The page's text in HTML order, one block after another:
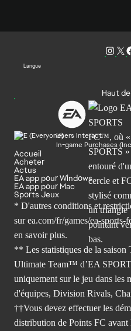
Langue
Haut
Users Interact
In-game Purchases
Accueil
Acheter
Actus
EA app pour Windows
EA app pour Mac
Sports Jeux
* D'autres conditions et
sur ea.com/fr/games/ea-
en savoir plus.
** Les statistiques de la saison
Ultimate Team™ d’EA
uniquement sur le jeu dans les
d'équipes, Division Rivals,
††Vous devez effectuer les
distribution de Points FC